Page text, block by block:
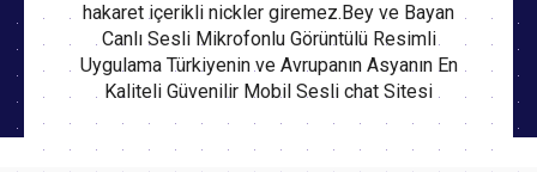
hakaret içerikli nickler giremez.Bey ve Bayan
Canlı Sesli Mikrofonlu Görüntülü Resimli
Uygulama Türkiyenin ve Avrupanın Asyanın En
Kaliteli Güvenilir Mobil Sesli chat Sitesi